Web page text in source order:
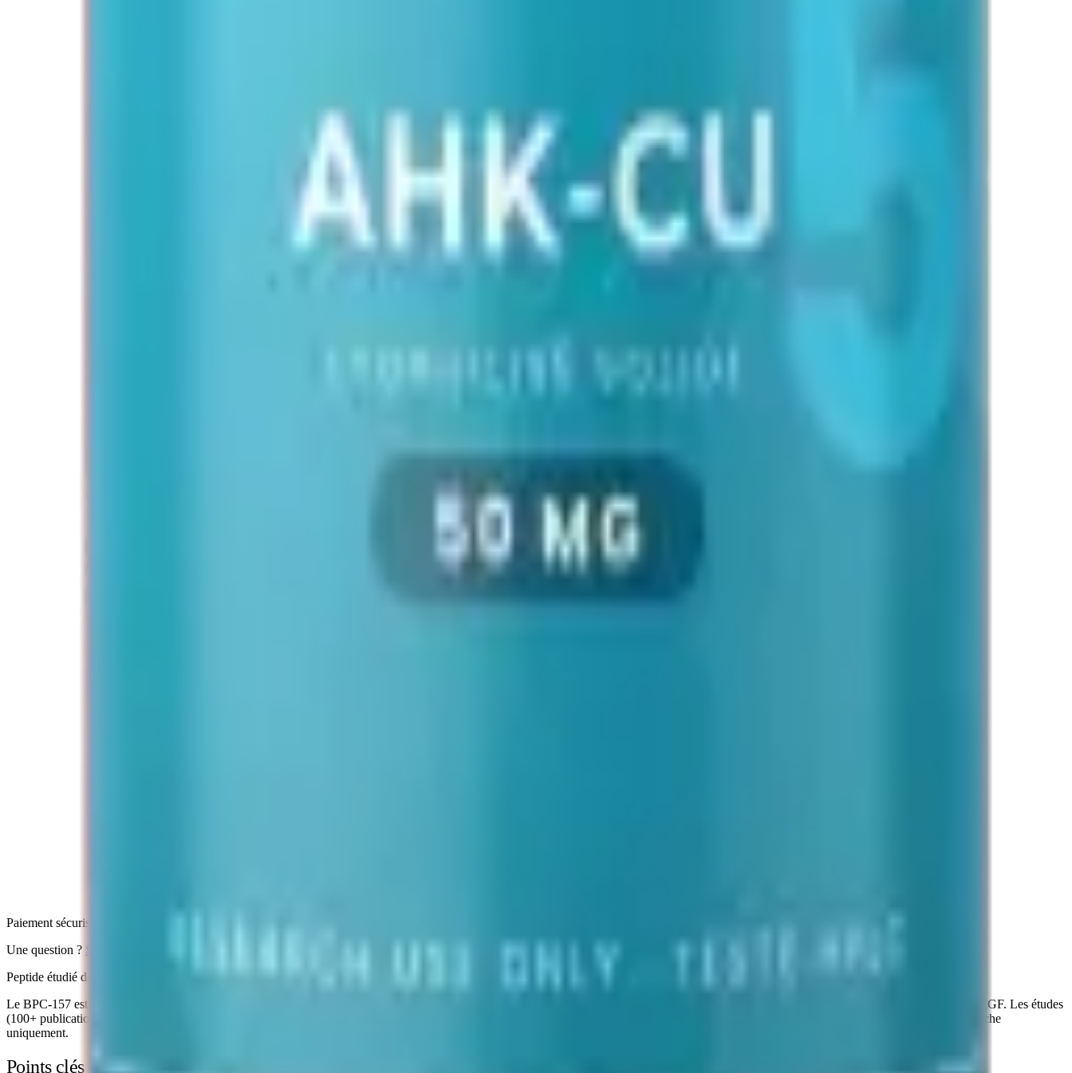
Paiement sécurisé
Une question ? Support Telegram 7j/7
Peptide étudié dans 100+ publications peer-reviewed
Le BPC-157 est étudié pour sa stimulation de l'angiogenèse (formation de nouveaux vaisseaux sanguins via le facteur VEGF) et l'augmentation de l'expression de facteurs de croissance comme l'EGF. Les études
(100+ publications peer-reviewed) portent sur des modèles précliniques de lésions tendineuses, ligamentaires et musculaires. Le peptide présente une stabilité en milieu acide. Pour usage en recherche
uniquement.
Points clés de la littérature